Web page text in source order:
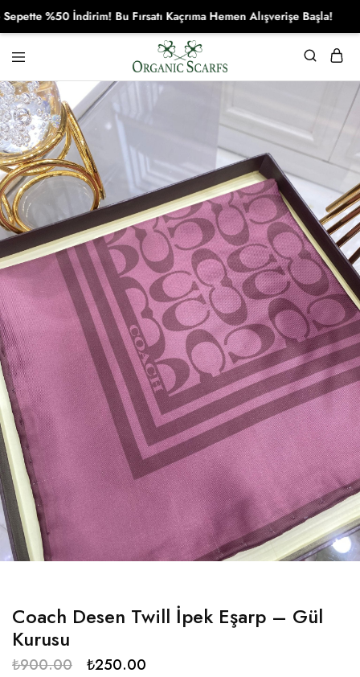
Organikscarf
Coach Desen Twill İpek Eşarp – Gül
Kurusu
₺900.00 ₺250.00
%50 İndirim! Bu Fırsatı Kaçrıma Hemen Alışverişe Başla!